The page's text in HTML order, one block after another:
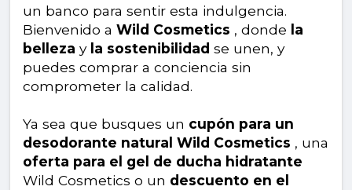
un banco para sentir esta indulgencia.
Bienvenido a Wild Cosmetics , donde la
belleza y la sostenibilidad se unen, y
puedes comprar a conciencia sin
comprometer la calidad.
Ya sea que busques un cupón para un
desodorante natural Wild Cosmetics , una
oferta para el gel de ducha hidratante
Wild Cosmetics o un descuento en el